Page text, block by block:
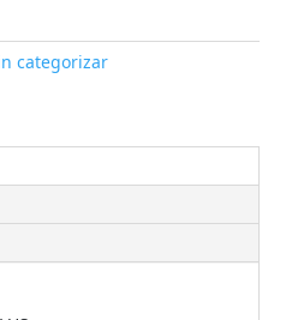
categorizar